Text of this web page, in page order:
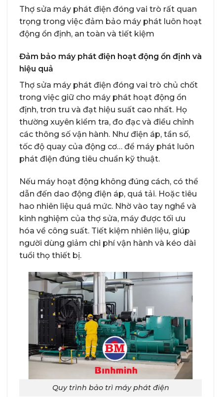
Thợ sửa máy phát điện đóng vai trò rất quan
trọng trong việc đảm bảo máy phát luôn hoạt
động ổn định, an toàn và tiết kiệm
Đảm bảo máy phát điện hoạt động ổn định và
hiệu quả
Thợ sửa máy phát điện đóng vai trò chủ chốt
trong việc giữ cho máy phát hoạt động ổn
định, trơn tru và đạt hiệu suất cao nhất. Họ
thường xuyên kiểm tra, đo đạc và điều chỉnh
các thông số vận hành. Như điện áp, tần số,
tốc độ quay của động cơ… để máy phát luôn
phát điện đúng tiêu chuẩn kỹ thuật.
Nếu máy hoạt động không đúng cách, có thể
dẫn đến dao động điện áp, quá tải. Hoặc tiêu
hao nhiên liệu quá mức. Nhờ vào tay nghề và
kinh nghiệm của thợ sửa, máy được tối ưu
hóa về công suất. Tiết kiệm nhiên liệu, giúp
người dùng giảm chi phí vận hành và kéo dài
tuổi thọ thiết bị.
Quy trình bảo trì máy phát điện